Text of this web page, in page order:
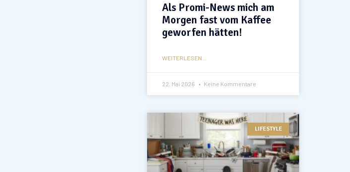
Als Promi-News mich am
Morgen fast vom Kaffee
geworfen hätten!
WEITERLESEN...
22. Mai 2026 Keine Kommentare
LIFESTYLE